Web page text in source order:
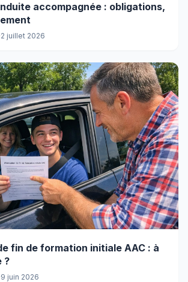
accompagnée : obligations,
2 juillet 2026
fin de formation initiale AAC : à
?
9 juin 2026